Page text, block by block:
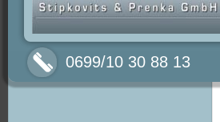
0699/10 30 88 13